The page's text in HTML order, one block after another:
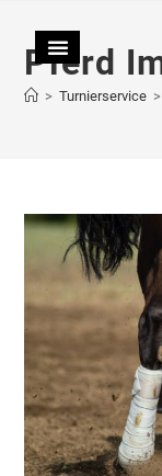
Pferd
> Turnierservice >